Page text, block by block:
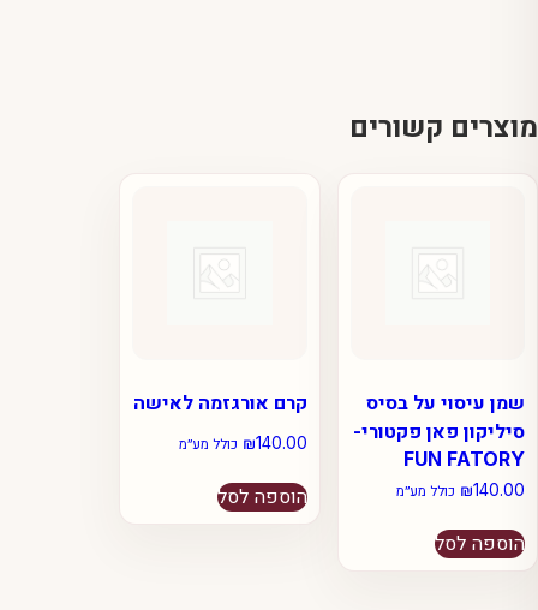
מוצרים קשורים
קרם אורגזמה לאישה
₪140.00 כולל מע״מ
הוספה לסל
שמן עיסוי על בסיס
סיליקון פאן פקטורי-
FUN FATORY
₪140.00 כולל מע״מ
הוספה לסל